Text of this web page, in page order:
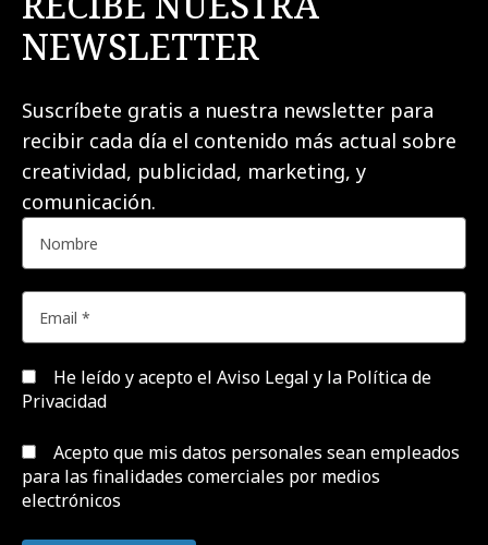
NEWSLETTER
Suscríbete gratis a nuestra newsletter para
recibir cada día el contenido más actual sobre
creatividad, publicidad, marketing, y
comunicación.
He leído y acepto el Aviso Legal y la Política de
Privacidad
Acepto que mis datos personales sean empleados
para las finalidades comerciales por medios
electrónicos